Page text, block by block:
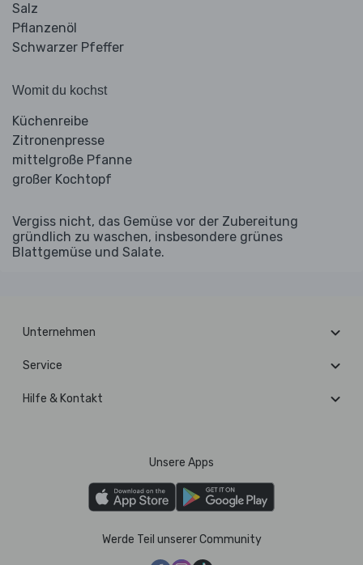
Salz
Pflanzenöl
Schwarzer Pfeffer
Womit du kochst
Küchenreibe
Zitronenpresse
mittelgroße Pfanne
großer Kochtopf
Vergiss nicht, das Gemüse vor der Zubereitung
gründlich zu waschen, insbesondere grünes
Blattgemüse und Salate.
Unternehmen
Service
Hilfe & Kontakt
Unsere Apps
Werde Teil unserer Community